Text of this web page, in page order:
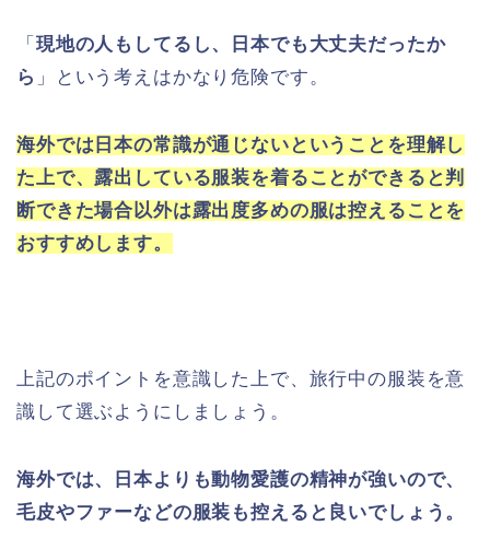
「 現地の人もしてるし、日本でも大丈夫だったか
ら 」という考えはかなり危険です。
海外では日本の常識が通じないということを理解し
た上で、露出している服装を着ることができると判
断できた場合以外は露出度多めの服は控えることを
おすすめします。
上記のポイントを意識した上で、旅行中の服装を意
識して選ぶようにしましょう。
海外では、日本よりも動物愛護の精神が強いので、
毛皮やファーなどの服装も控えると良いでしょう。